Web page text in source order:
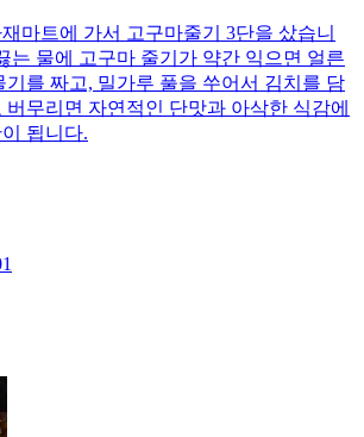
마트에 가서 고구마줄기 3단을 샀습니
는 물에 고구마 줄기가 약간 익으면 얼른
기를 짜고, 밀가루 풀을 쑤어서 김치를 담
무리면 자연적인 단맛과 아삭한 식감에
됩니다.